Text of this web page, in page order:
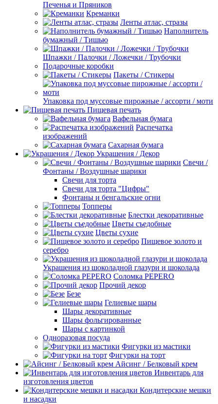
Печенья и Пряников
Креманки
Ленты атлас, стразы
Наполнитель
бумажный / Тишью
Шпажки / Палочки / Ложечки / Трубочки
Подарочные коробки
Пакеты / Стикеры
Упаковка под муссовые пирожные / ассорти / моти
Пищевая печать
Вафельная бумага
Распечатка
изображений
Сахарная бумага
Украшения / Декор
Свечи /
Фонтаны / Воздушные шарики
Свечи для торта
Свечи для торта "Цифры"
Фонтаны и бенгальские огни
Топперы
Блестки декоративные
Цветы съедобные
Цветы сухие
Пищевое золото и
серебро
Украшения из шоколадной глазури и шоколада
Соломка PEPERO
Прочий декор
Безе
Гелиевые шары
Шары декоративные
Шары фольгированные
Шары с картинкой
Одноразовая посуда
Фигурки из мастики
Фигурки на торт
Айсинг / Белковый крем
Инвентарь для
изготовления цветов
Кондитерские мешки
и насадки